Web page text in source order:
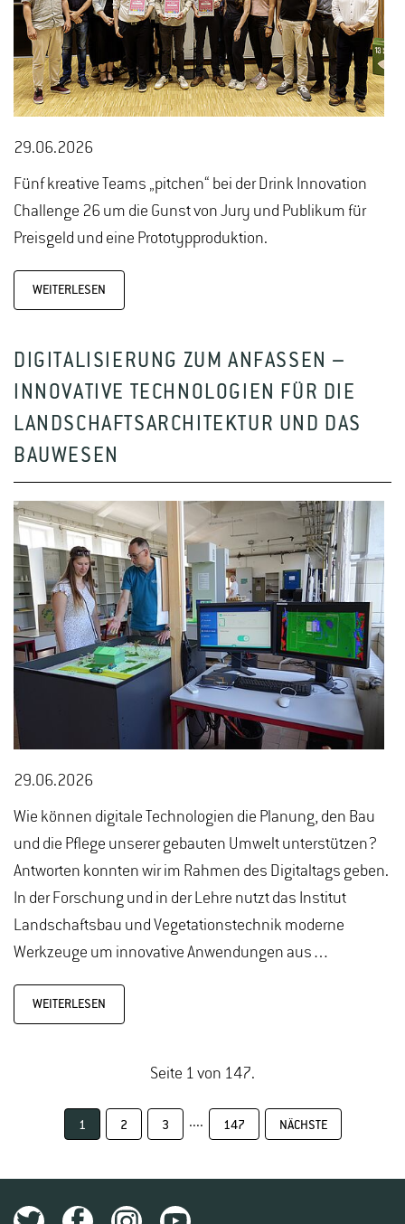
29.06.2026
Fünf kreative Teams „pitchen“ bei der Drink Innovation
Challenge 26 um die Gunst von Jury und Publikum für
Preisgeld und eine Prototypproduktion.
WEITERLESEN
DIGITALISIERUNG ZUM ANFASSEN –
INNOVATIVE TECHNOLOGIEN FÜR DIE
LANDSCHAFTSARCHITEKTUR UND DAS
BAUWESEN
29.06.2026
Wie können digitale Technologien die Planung, den Bau
und die Pflege unserer gebauten Umwelt unterstützen?
Antworten konnten wir im Rahmen des Digitaltags geben.
In der Forschung und in der Lehre nutzt das Institut
Landschaftsbau und Vegetationstechnik moderne
Werkzeuge um innovative Anwendungen aus…
WEITERLESEN
Seite 1 von 147.
1 2 3 .... 147 NÄCHSTE